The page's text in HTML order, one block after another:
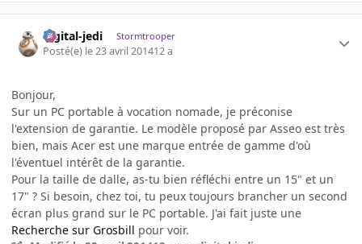
digital-jedi Stormtrooper
Posté(e) le 23 avril 201412 a
Bonjour,
Sur un PC portable à vocation nomade, je préconise
l'extension de garantie. Le modèle proposé par Asseo est très
bien, mais Acer est une marque entrée de gamme d'où
l'éventuel intérêt de la garantie.
Pour la taille de dalle, as-tu bien réfléchi entre un 15" et un
17" ? Si besoin, chez toi, tu peux toujours brancher un second
écran plus grand sur le PC portable. J'ai fait juste une
Recherche sur Grosbill pour voir.